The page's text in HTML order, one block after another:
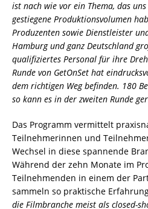
ist nach wie vor ein Thema, das
gestiegene Produktionsvolumen
Produzenten sowie Dienstleister
Hamburg und ganz Deutschland
qualifiziertes Personal für ihre
Runde von GetOnSet hat
dem richtigen Weg befinden. 180
so kann es in der zweiten Runde
Das Programm vermittelt
Teilnehmerinnen und
Wechsel in diese spannende
Während der zehn Monate im
Teilnehmenden in einem der
sammeln so praktische
die Filmbranche meist als closed-